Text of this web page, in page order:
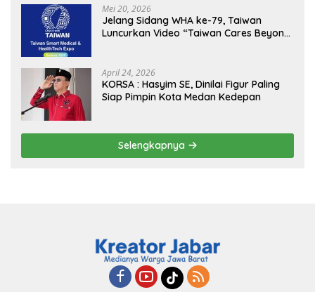
MBG, Perkuat Pengawasan Program
Pemerintah
Mei 20, 2026
Jelang Sidang WHA ke-79, Taiwan
Luncurkan Video “Taiwan Cares Beyond
April 24, 2026
KORSA : Hasyim SE, Dinilai Figur Paling
Siap Pimpin Kota Medan Kedepan
Selengkapnya